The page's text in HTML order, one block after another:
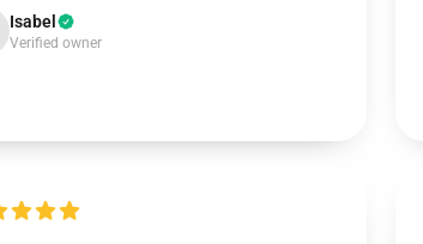
Isabel
Verified owner